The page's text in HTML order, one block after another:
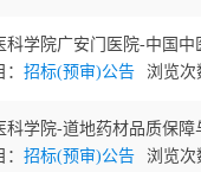
科学院广安门医院-中国
招标(预审)公告 浏览次
科学院-道地药材品质保
招标(预审)公告 浏览次